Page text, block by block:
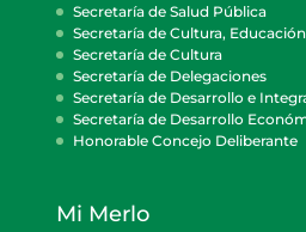
Secretaría de Salud Pública
Secretaría de Cultura,
Secretaría de Cultura
Secretaría de Delegaciones
Secretaría de Desarrollo e
Secretaría de Desarrollo
Honorable Concejo Deliberante
Mi Merlo